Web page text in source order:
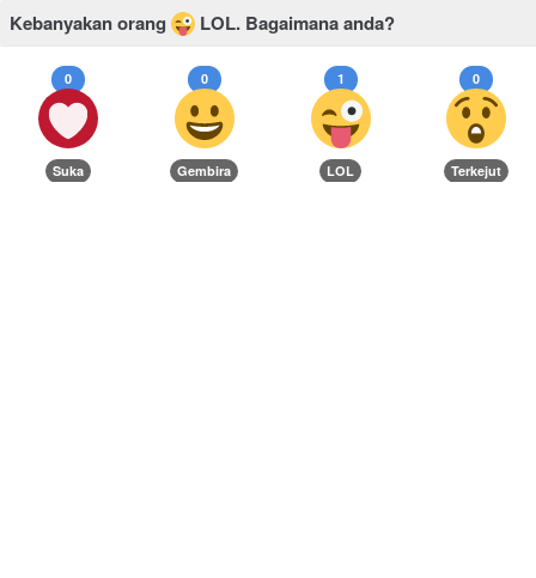
Kebanyakan orang LOL. Bagaimana anda?
0
Suka
0
Gembira
1
LOL
0
Terkejut